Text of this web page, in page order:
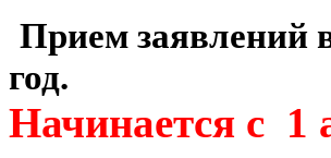
Прием заявлений
год.
Начинается с 1